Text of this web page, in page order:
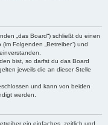
„das Board“) schließt du einen
Folgenden „Betreiber“) und
bist, so darfst du das Board
jeweils die an dieser Stelle
und kann von beiden
werden.
ein einfaches, zeitlich und